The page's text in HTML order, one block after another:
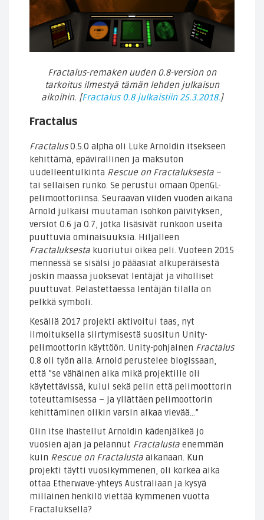
Fractalus-remaken uuden 0.8-version on
tarkoitus ilmestyä tämän lehden julkaisun
aikoihin. [Fractalus 0.8 julkaistiin 25.3.2018.]
Fractalus
Fractalus0.5.0 alpha oli Luke Arnoldin itsekseen
kehittämä, epävirallinen ja maksuton
uudelleentulkinta Rescue on Fractaluksesta –
tai sellaisen runko. Se perustui omaan OpenGL-
pelimoottoriinsa. Seuraavan viiden vuoden aikana
Arnold julkaisi muutaman isohkon päivityksen,
versiot 0.6 ja 0.7, jotka lisäsivät runkoon useita
puuttuvia ominaisuuksia. Hiljalleen
Fractaluksesta kuoriutui oikea peli. Vuoteen 2015
mennessä se sisälsi jo pääasiat alkuperäisestä
joskin maassa juoksevat lentäjät ja viholliset
puuttuvat. Pelastettaessa lentäjän tilalla on
pelkkä symboli.
Kesällä 2017 projekti aktivoitui taas, nyt
ilmoituksella siirtymisestä suositun Unity-
pelimoottorin käyttöön. Unity-pohjainen Fractalus
0.8 oli työn alla. Arnold perustelee blogissaan,
että ”se vähäinen aika mikä projektille oli
käytettävissä, kului sekä pelin että pelimoottorin
toteuttamisessa – ja yllättäen pelimoottorin
kehittäminen olikin varsin aikaa vievää…”
Olin itse ihastellut Arnoldin kädenjälkeä jo
vuosien ajan ja pelannut Fractalusta enemmän
kuin Rescue on Fractalusta aikanaan. Kun
projekti täytti vuosikymmenen, oli korkea aika
ottaa Etherwave-yhteys Australiaan ja kysyä
millainen henkilö viettää kymmenen vuotta
Fractaluksella?